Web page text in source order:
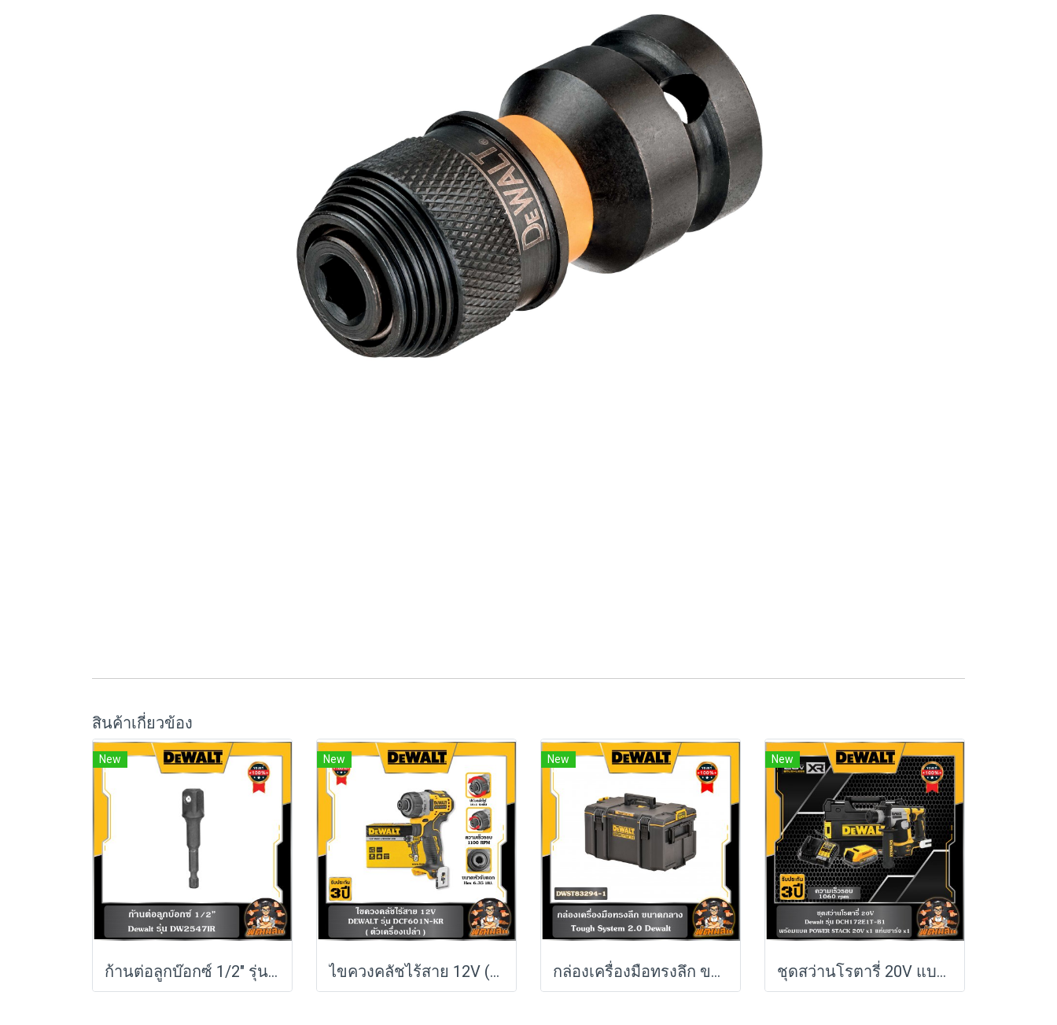
สินค้าเกี่ยวข้อง
New
ก้านต่อลูกบ๊อกซ์ 1/2" รุ่น DW2547IR G DEWALT
New
ไขควงคลัชไร้สาย 12V (DCF601N-KR) Dewalt (ตัวเปล่า)
New
กล่องเครื่องมือทรงลึก ขนาดกลาง TOUGH SYSTEM Dewalt รุ่น DWST83294-1
New
ชุดสว่านโรตารี่ 20V แบต POWERSTACK 1.7Ah Dewalt (DCH172E1T-B1)